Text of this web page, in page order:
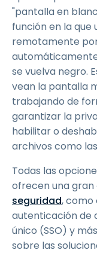
"pantalla en
función en la
remotamente
se vuelva negro.
vean la pantalla
trabajando de
garantizar la
habilitar o
archivos como
Todas las
ofrecen una
seguridad, como
autenticación de
único (SSO) y
sobre las